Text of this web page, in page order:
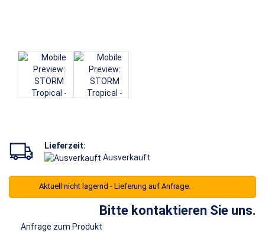
Lieferzeit:
Ausverkauft
Aktuell nicht lagernd - Lieferung auf Anfrage.
Bitte kontaktieren Sie uns.
Anfrage zum Produkt